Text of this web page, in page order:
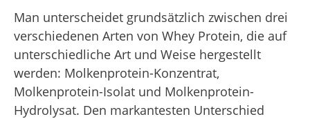
Man unterscheidet grundsätzlich zwischen drei
verschiedenen Arten von Whey Protein, die auf
unterschiedliche Art und Weise hergestellt
werden: Molkenprotein-Konzentrat,
Molkenprotein-Isolat und Molkenprotein-
Hydrolysat. Den markantesten Unterschied